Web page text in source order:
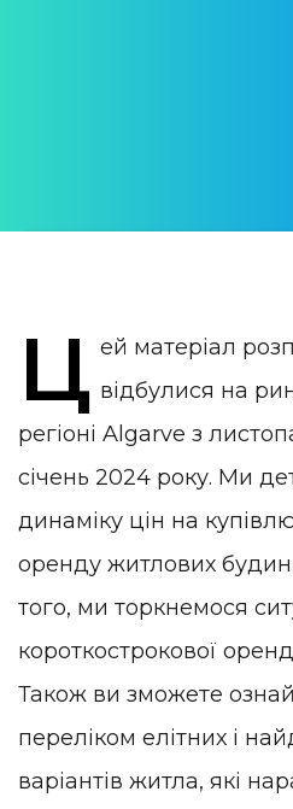
Ц ей матеріал
відбулися на
регіоні Algarve з
січень 2024 року. Ми
динаміку цін на
оренду житлових
того, ми торкнемося
короткострокової
Також ви зможете
переліком елітних і
варіантів житла, які